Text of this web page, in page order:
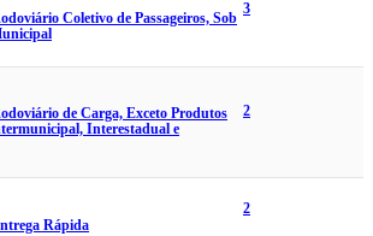
Coletivo de Passageiros, Sob
3
de Carga, Exceto Produtos
Interestadual e
2
Rápida
2